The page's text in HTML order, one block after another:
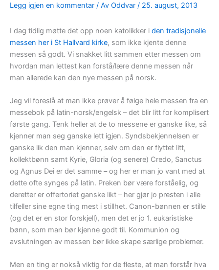
Legg igjen en kommentar / Av Oddvar / 25. august, 2013
I dag tidlig møtte det opp noen katolikker i den tradisjonelle
messen her i St Hallvard kirke, som ikke kjente denne
messen så godt. Vi snakket litt sammen etter messen om
hvordan man lettest kan forstå/lære denne messen når
man allerede kan den nye messen på norsk.
Jeg vil foreslå at man ikke prøver å følge hele messen fra en
messebok på latin-norsk/engelsk – det blir litt for komplisert
første gang. Tenk heller at de to messene er ganske like, så
kjenner man seg ganske lett igjen. Syndsbekjennelsen er
ganske lik den man kjenner, selv om den er flyttet litt,
kollektbønn samt Kyrie, Gloria (og senere) Credo, Sanctus
og Agnus Dei er det samme – og her er man jo vant med at
dette ofte synges på latin. Preken bør være forståelig, og
deretter er offertoriet ganske likt – her gjør jo presten i alle
tilfeller sine egne ting mest i stillhet. Canon-bønnen er stille
(og det er en stor forskjell), men det er jo 1. eukaristiske
bønn, som man bør kjenne godt til. Kommunion og
avslutningen av messen bør ikke skape særlige problemer.
Men en ting er nokså viktig for de fleste, at man forstår hva